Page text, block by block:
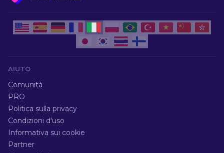
AIUTO
Comunità
PRO
Politica sulla privacy
Condizioni d'uso
Informativa sui cookie
Partner